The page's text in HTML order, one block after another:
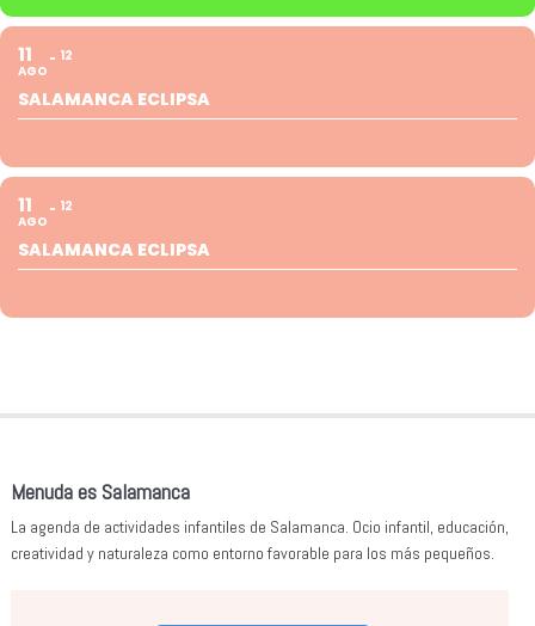
11
AGO
12
SALAMANCA ECLIPSA
11
AGO
12
SALAMANCA ECLIPSA
Menuda es Salamanca
La agenda de actividades infantiles de Salamanca. Ocio infantil, educación,
creatividad y naturaleza como entorno favorable para los más pequeños.